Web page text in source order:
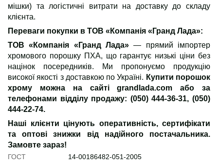
мішки) та логістичні витрати на доставку до складу
клієнта.
Переваги покупки в ТОВ «Компанія «Гранд Лада»:
ТОВ «Компанія «Гранд Лада»— прямий імпортер
хромового порошку ПХА, що гарантує низькі ціни без
націнок посередників. Ми пропонуємо продукцію
високої якості з доставкою по Україні. Купити порошок
хрому можна на сайті grandlada.com або за
телефонами відділу продажу: (050) 444-36-31, (050)
444-22-74.
Наші клієнти цінують оперативність, сертифікати
та оптові знижки від надійного постачальника.
Замовте зараз!
ГОСТ
14-00186482-051-2005